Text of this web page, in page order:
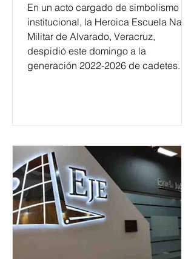
En un acto cargado de simbolismo
institucional, la Heroica Escuela Naval
Militar de Alvarado, Veracruz,
despidió este domingo a la
generación 2022-2026 de cadetes.